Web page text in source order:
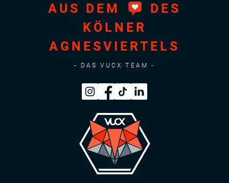
AUS DEM
DES
KÖLNER
AGNESVIERTELS
- DAS VUCX TEAM -